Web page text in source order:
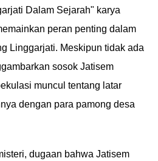
Dalam Sejarah" karya
peran penting dalam
Linggarjati. Meskipun tidak ada
sosok Jatisem
muncul tentang latar
dengan para pamong desa
dugaan bahwa Jatisem